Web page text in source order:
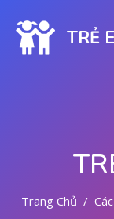
TRẺ
Trang Chủ Các